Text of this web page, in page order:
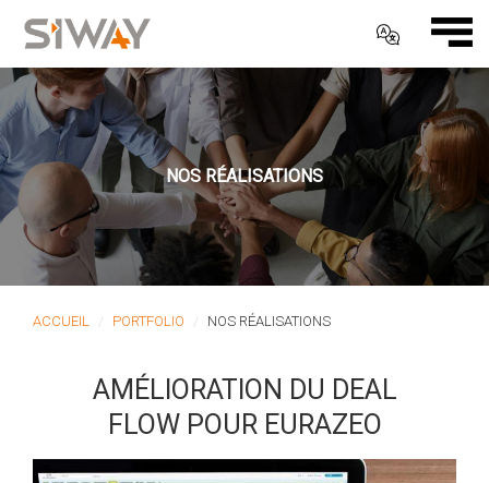
NOS RÉALISATIONS
ACCUEIL PORTFOLIO NOS RÉALISATIONS
AMÉLIORATION DU DEAL
FLOW POUR EURAZEO